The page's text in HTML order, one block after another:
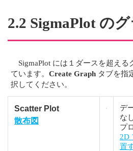
2.2 SigmaPlot の
SigmaPlot には１ダースを超え
ています。Create Graph タブを指
択してください。
Scatter Plot
散布図
デ
な
プ
2D
置